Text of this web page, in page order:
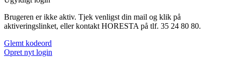
Brugeren er ikke aktiv. Tjek venligst din mail og klik på
aktiveringslinket, eller kontakt HORESTA på tlf. 35 24 80 80.
Glemt kodeord
Opret nyt login